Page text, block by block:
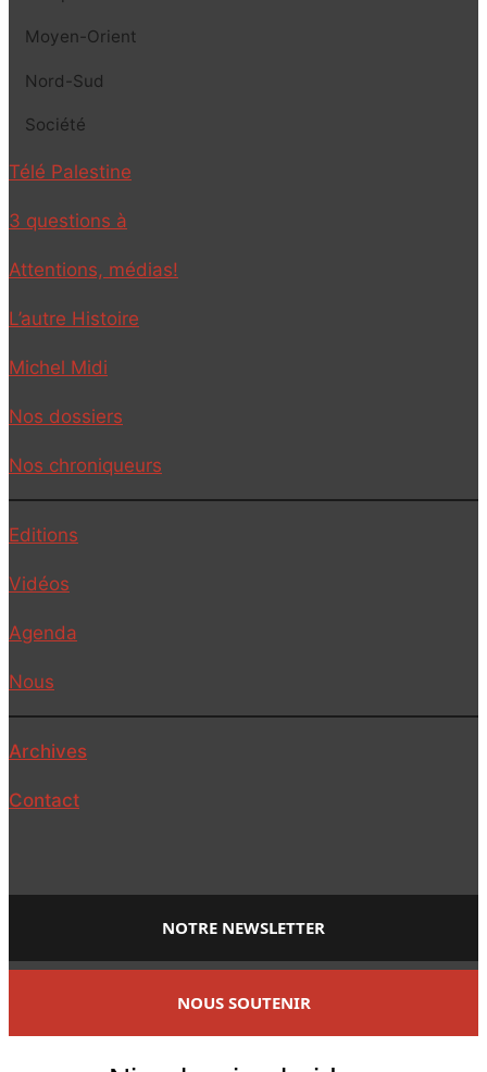
Moyen-Orient
Nord-Sud
Société
Télé Palestine
3 questions à
Attentions, médias!
L’autre Histoire
Michel Midi
Nos dossiers
Nos chroniqueurs
Editions
Vidéos
Agenda
Nous
Archives
Contact
NOTRE NEWSLETTER
NOUS SOUTENIR